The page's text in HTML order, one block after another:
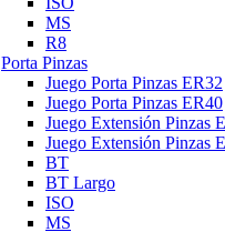
MS
R8
Porta Pinzas
Juego Porta Pinzas ER32
Juego Porta Pinzas ER40
Juego Extensión Pinzas
Juego Extensión Pinzas
BT
BT Largo
ISO
MS